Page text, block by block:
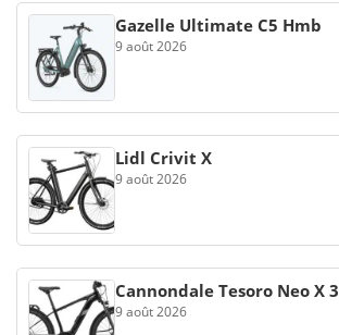
Gazelle Ultimate C5 Hmb
9 août 2026
Lidl Crivit X
9 août 2026
Cannondale Tesoro Neo X 3
9 août 2026